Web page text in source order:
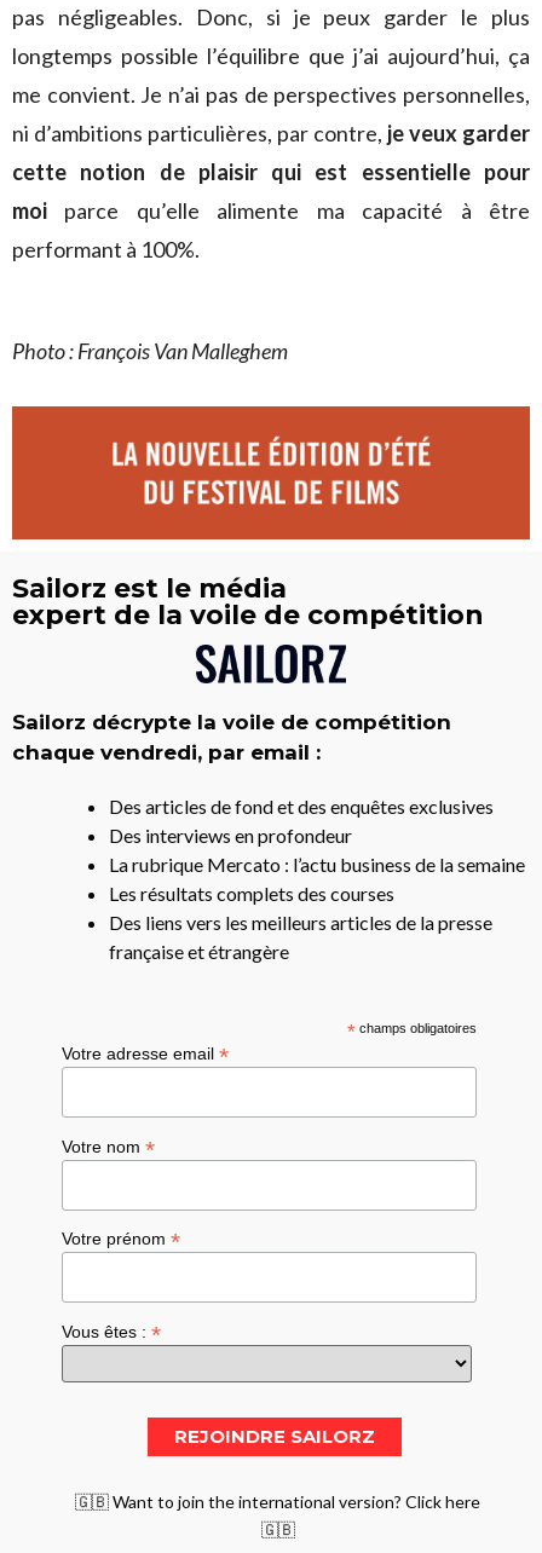
pas négligeables. Donc, si je peux garder le plus
longtemps possible l’équilibre que j’ai aujourd’hui, ça
me convient. Je n’ai pas de perspectives personnelles,
ni d’ambitions particulières, par contre, je veux garder
cette notion de plaisir qui est essentielle pour
moi parce qu’elle alimente ma capacité à être
performant à 100%.
Photo : François Van Malleghem
Sailorz est le média
expert de la voile de compétition
Sailorz décrypte la voile de compétition
chaque vendredi, par email :
Des articles de fond et des enquêtes exclusives
Des interviews en profondeur
La rubrique Mercato : l’actu business de la semaine
Les résultats complets des courses
Des liens vers les meilleurs articles de la presse
française et étrangère
*champs obligatoires
Votre adresse email*
Votre nom*
Votre prénom*
Vous êtes :*
🇬🇧 Want to join the international version? Click here
🇬🇧